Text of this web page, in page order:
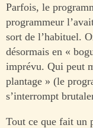
Parfois, le
programmeur
sort de l’habituel.
désormais en «
imprévu. Qui peut
plantage » (le
s’interrompt
Tout ce que fait un